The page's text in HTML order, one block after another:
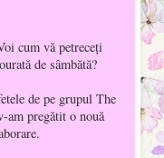
cum vă petreceţi
de sâmbătă?
de pe grupul The
am pregătit o nouă